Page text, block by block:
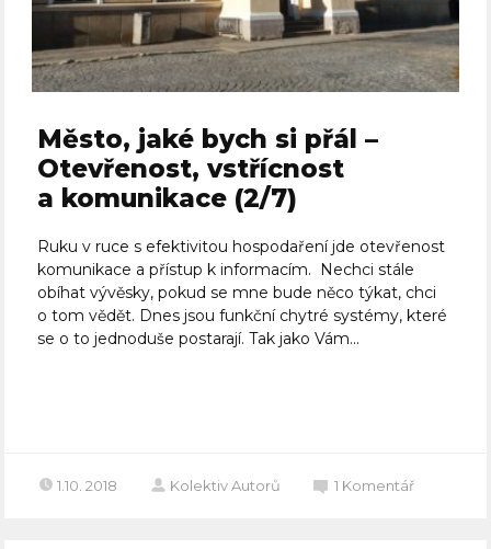
Město, jaké bych si přál –
Otevřenost, vstřícnost
a komunikace (2/7)
Ruku v ruce s efektivitou hospodaření jde otevřenost
komunikace a přístup k informacím. Nechci stále
obíhat vývěsky, pokud se mne bude něco týkat, chci
o tom vědět. Dnes jsou funkční chytré systémy, které
se o to jednoduše postarají. Tak jako Vám...
1.10. 2018 Kolektiv Autorů 1 Komentář